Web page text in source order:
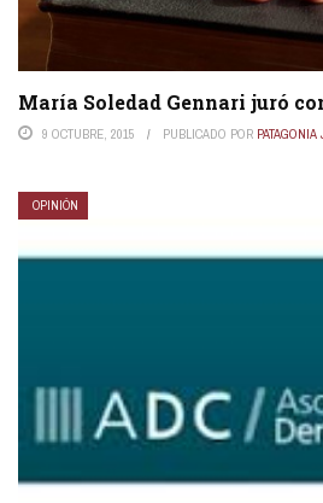
María Soledad Gennari juró
9 OCTUBRE, 2015 PUBLICADO POR PATAGONIA
OPINIÓN